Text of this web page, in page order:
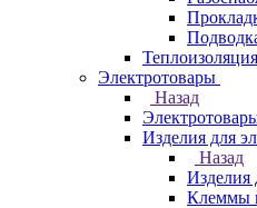
Электротовары
Назад
Изделия для
Назад
Изделия
Клеммы